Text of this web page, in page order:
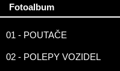
Fotoalbum
01 - POUTAČE
02 - POLEPY VOZIDEL